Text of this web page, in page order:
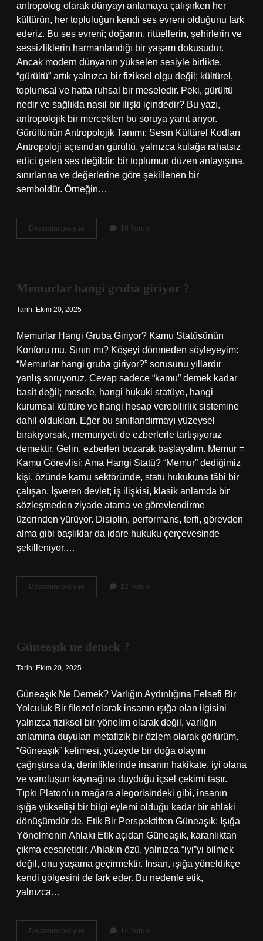
antropolog olarak dünyayı anlamaya çalışırken her
kültürün, her topluluğun kendi ses evreni olduğunu fark
ederiz. Bu ses evreni; doğanın, ritüellerin, şehirlerin ve
sessizliklerin harmanlandığı bir yaşam dokusudur.
Ancak modern dünyanın yükselen sesiyle birlikte,
“gürültü” artık yalnızca bir fiziksel olgu değil; kültürel,
toplumsal ve hatta ruhsal bir meseledir. Peki, gürültü
nedir ve sağlıkla nasıl bir ilişki içindedir? Bu yazı,
antropolojik bir mercekten bu soruya yanıt arıyor.
Gürültünün Antropolojik Tanımı: Sesin Kültürel Kodları
Antropoloji açısından gürültü, yalnızca kulağa rahatsız
edici gelen ses değildir; bir toplumun düzen anlayışına,
sınırlarına ve değerlerine göre şekillenen bir
semboldür. Örneğin…
Devamını okuyun
nedir
10 Yorum
Memurlar hangi gruba giriyor ?
Tarih: Ekim 20, 2025
Memurlar Hangi Gruba Giriyor? Kamu Statüsünün
Konforu mu, Sınırı mı? Köşeyi dönmeden söyleyeyim:
“Memurlar hangi gruba giriyor?” sorusunu yıllardır
yanlış soruyoruz. Cevap sadece “kamu” demek kadar
basit değil; mesele, hangi hukuki statüye, hangi
kurumsal kültüre ve hangi hesap verebilirlik sistemine
dahil oldukları. Eğer bu sınıflandırmayı yüzeysel
bırakıyorsak, memuriyeti de ezberlerle tartışıyoruz
demektir. Gelin, ezberleri bozarak başlayalım. Memur =
Kamu Görevlisi: Ama Hangi Statü? “Memur” dediğimiz
kişi, özünde kamu sektöründe, statü hukukuna tâbi bir
çalışan. İşveren devlet; iş ilişkisi, klasik anlamda bir
sözleşmeden ziyade atama ve görevlendirme
üzerinden yürüyor. Disiplin, performans, terfi, görevden
alma gibi başlıklar da idare hukuku çerçevesinde
şekilleniyor.…
Devamını okuyun Memurlar
hangi
12 Yorum
Güneaşık ne demek ?
Tarih: Ekim 20, 2025
Güneaşık Ne Demek? Varlığın Aydınlığına Felsefi Bir
Yolculuk Bir filozof olarak insanın ışığa olan ilgisini
yalnızca fiziksel bir yönelim olarak değil, varlığın
anlamına duyulan metafizik bir özlem olarak görürüm.
“Güneaşık” kelimesi, yüzeyde bir doğa olayını
çağrıştırsa da, derinliklerinde insanın hakikate, iyi olana
ve varoluşun kaynağına duyduğu içsel çekimi taşır.
Tıpkı Platon’un mağara alegorisindeki gibi, insanın
ışığa yükselişi bir bilgi eylemi olduğu kadar bir ahlaki
dönüşümdür de. Etik Bir Perspektiften Güneaşık: Işığa
Yönelmenin Ahlakı Etik açıdan Güneaşık, karanlıktan
çıkma cesaretidir. Ahlakın özü, yalnızca “iyi”yi bilmek
değil, onu yaşama geçirmektir. İnsan, ışığa yöneldikçe
kendi gölgesini de fark eder. Bu nedenle etik,
yalnızca…
Devamını okuyun Güneaşık
14 Yorum